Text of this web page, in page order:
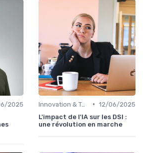
2025
Innovation & Tendances • 12/06/2025
L'impact de l'IA sur les DSI :
une révolution en marche